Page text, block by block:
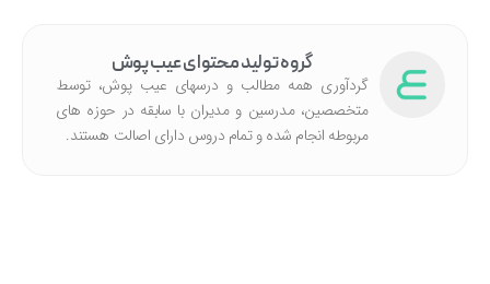
گروه تولید محتوای عیب پوش
گردآوری همه مطالب و درسهای عیب پوش، توسط
متخصصین، مدرسین و مدیران با سابقه در حوزه های
مربوطه انجام شده‌ و تمام دروس دارای اصالت هستند.